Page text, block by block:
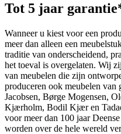
Tot 5 jaar
Wanneer u kiest voor een
meer dan alleen een
traditie van onderscheidend,
het toeval is overgelaten. Wij
van meubelen die zijn
produceren ook meubelen van
Jacobsen, Børge Mogensen,
Kjærholm, Bodil Kjær en
voor meer dan 100 jaar
worden over de hele wereld